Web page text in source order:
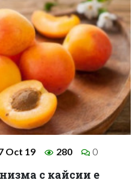
Oct 19 280 0
с кайсии е